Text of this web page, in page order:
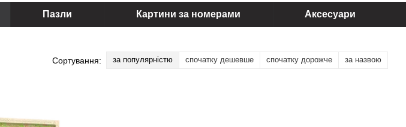
Пазли Картини за номерами Аксесуари
Сортування: за популярністю спочатку дешевше спочатку дорожче за назвою